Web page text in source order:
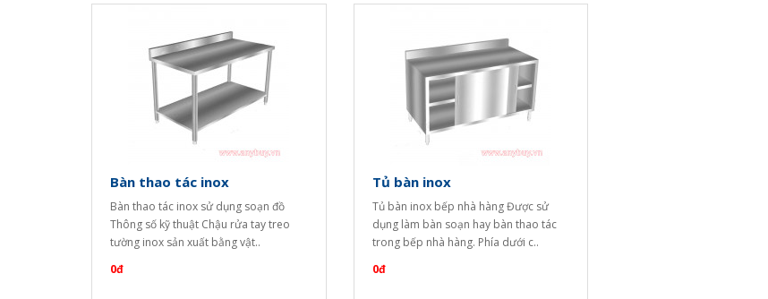
Bàn thao tác inox
Bàn thao tác inox sử dụng soạn đồ
Thông số kỹ thuật Chậu rửa tay treo
tường inox sản xuất bằng vật..
0đ
Tủ bàn inox
Tủ bàn inox bếp nhà hàng Được sử
dụng làm bàn soạn hay bàn thao tác
trong bếp nhà hàng. Phía dưới c..
0đ